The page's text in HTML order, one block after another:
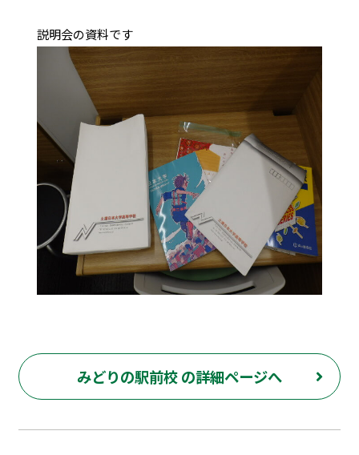
説明会の資料です
みどりの駅前校 の詳細ページへ